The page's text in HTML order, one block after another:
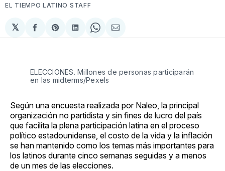
EL TIEMPO LATINO STAFF
𝕏
Compartir
en
Share
on
Compartir
en
Share
on
Compartir
via
ELECCIONES. Millones de personas participarán
en las midterms/Pexels
Según una encuesta realizada por Naleo, la principal
organización no partidista y sin fines de lucro del país
que facilita la plena participación latina en el proceso
político estadounidense, el costo de la vida y la inflación
se han mantenido como los temas más importantes para
los latinos durante cinco semanas seguidas y a menos
de un mes de las elecciones.